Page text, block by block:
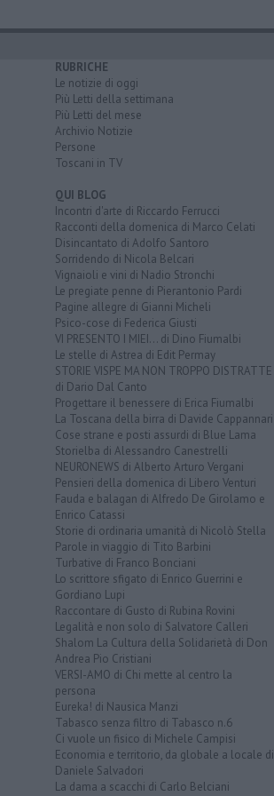
RUBRICHE
Le notizie di oggi
Più Letti della settimana
Più Letti del mese
Archivio Notizie
Persone
Toscani in TV
QUI BLOG
Incontri d'arte di Riccardo Ferrucci
Racconti della domenica di Marco Celati
Disincantato di Adolfo Santoro
Sorridendo di Nicola Belcari
Vignaioli e vini di Nadio Stronchi
Le pregiate penne di Pierantonio Pardi
Pagine allegre di Gianni Micheli
Psico-cose di Federica Giusti
VI PRESENTO I MIEI... di Dino Fiumalbi
Le stelle di Astrea di Edit Permay
STORIE VISPE MA NON TROPPO DISTRATTE
di Dario Dal Canto
Progettare il benessere di Erica Fiumalbi
La Toscana della birra di Davide Cappannari
Cose strane e posti assurdi di Blue Lama
Storielba di Alessandro Canestrelli
NEURONEWS di Alberto Arturo Vergani
Pensieri della domenica di Libero Venturi
Fauda e balagan di Alfredo De Girolamo e
Enrico Catassi
Storie di ordinaria umanità di Nicolò Stella
Parole in viaggio di Tito Barbini
Turbative di Franco Bonciani
Lo scrittore sfigato di Enrico Guerrini e
Gordiano Lupi
Raccontare di Gusto di Rubina Rovini
Legalità e non solo di Salvatore Calleri
Shalom La Cultura della Solidarietà di Don
Andrea Pio Cristiani
VERSI-AMO di Chi mette al centro la
persona
Eureka! di Nausica Manzi
Tabasco senza filtro di Tabasco n.6
Ci vuole un fisico di Michele Campisi
Economia e territorio, da globale a locale di
Daniele Salvadori
La dama a scacchi di Carlo Belciani